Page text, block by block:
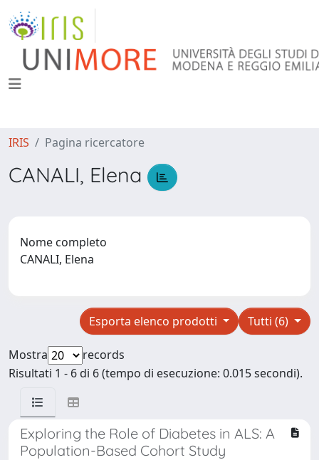
IRIS Pagina ricercatore
CANALI, Elena
Nome completo
CANALI, Elena
Tutti (6)
Esporta elenco prodotti
Mostra
records
Risultati 1 - 6 di 6 (tempo di esecuzione: 0.015 secondi).
Exploring the Role of Diabetes in ALS: A
Population-Based Cohort Study